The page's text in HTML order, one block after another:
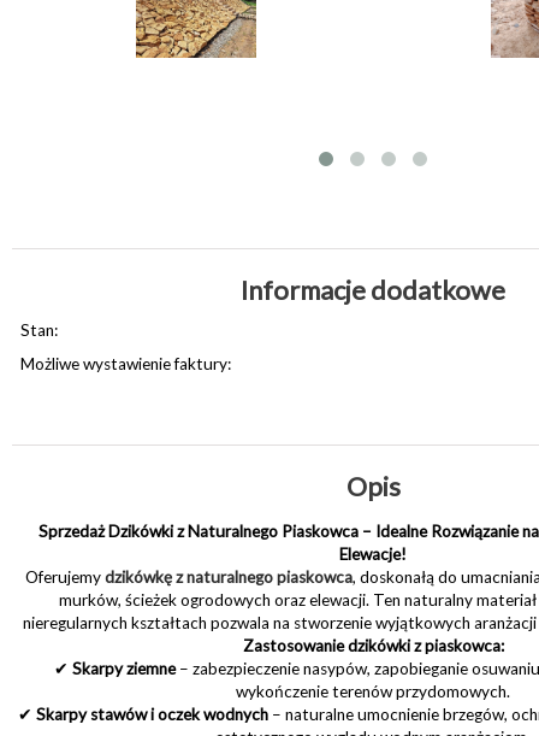
Informacje dodatkowe
Stan:
Możliwe wystawienie faktury:
Opis
Sprzedaż Dzikówki z Naturalnego Piaskowca – Idealne Rozwiązanie
Elewacje!
Oferujemydzikówkę z naturalnego piaskowca, doskonałą do
murków, ścieżek ogrodowych oraz elewacji. Ten naturalny
nieregularnych kształtach pozwala na stworzenie wyjątkowych
Zastosowanie dzikówki z piaskowca:
✔ Skarpy ziemne– zabezpieczenie nasypów, zapobieganie
wykończenie terenów przydomowych.
✔ Skarpy stawów i oczek wodnych – naturalne umocnienie brzegów,